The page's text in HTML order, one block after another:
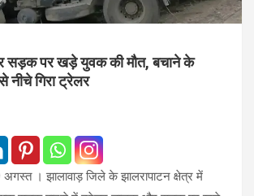
सड़क पर खड़े युवक की मौत, बचाने के
नीचे गिरा ट्रेलर
अगस्त । झालावाड़ जिले के झालरापाटन क्षेत्र में